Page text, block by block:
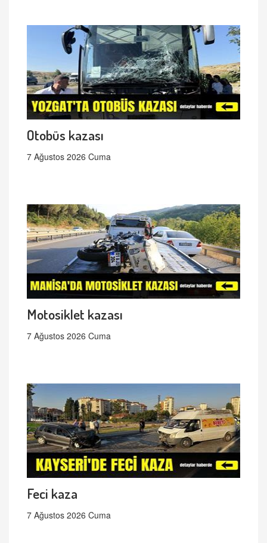
Otobüs kazası
7 Ağustos 2026 Cuma
Motosiklet kazası
7 Ağustos 2026 Cuma
Feci kaza
7 Ağustos 2026 Cuma